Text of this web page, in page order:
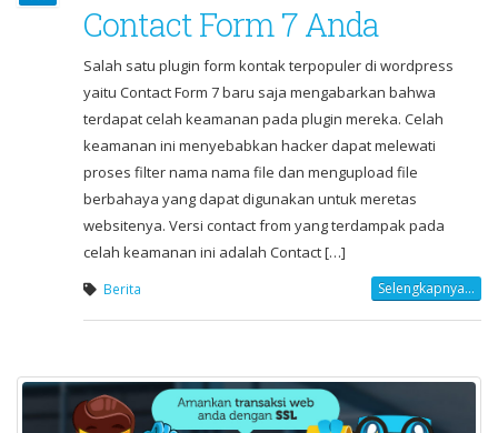
Contact Form 7 Anda
Salah satu plugin form kontak terpopuler di wordpress
yaitu Contact Form 7 baru saja mengabarkan bahwa
terdapat celah keamanan pada plugin mereka. Celah
keamanan ini menyebabkan hacker dapat melewati
proses filter nama nama file dan mengupload file
berbahaya yang dapat digunakan untuk meretas
websitenya. Versi contact from yang terdampak pada
celah keamanan ini adalah Contact […]
Berita Selengkapnya...